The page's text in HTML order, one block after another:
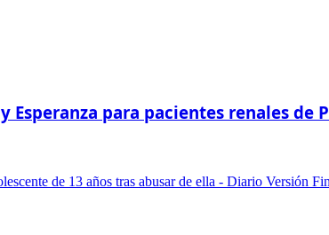
para pacientes renales de